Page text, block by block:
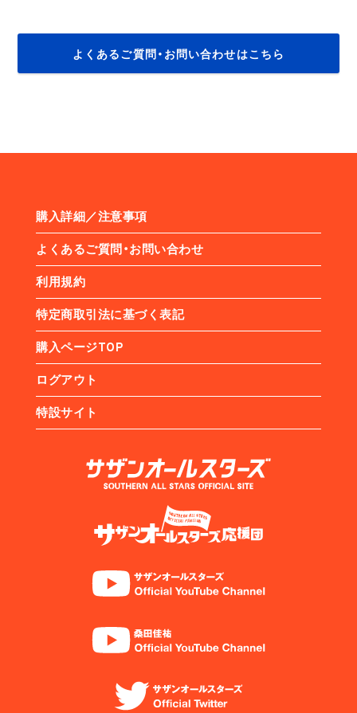
よくあるご質問・お問い合わせはこちら
購入詳細／注意事項
よくあるご質問・お問い合わせ
利用規約
特定商取引法に基づく表記
購入ページTOP
ログアウト
特設サイト